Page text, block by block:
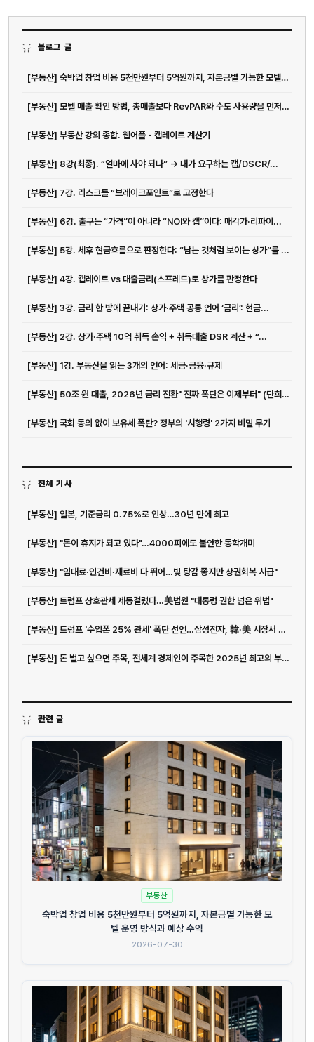
블로그 글
[부동산] 숙박업 창업 비용 5천만원부터 5억원까지, 자본금별 가능한 모텔 운...
[부동산] 모텔 매출 확인 방법, 총매출보다 RevPAR와 수도 사용량을 먼저...
[부동산] 부동산 강의 종합. 웹어플 - 캡레이트 계산기
[부동산] 8강(최종). “얼마에 사야 되나” → 내가 요구하는 캡/DSCR/...
[부동산] 7강. 리스크를 “브레이크포인트”로 고정한다
[부동산] 6강. 출구는 “가격”이 아니라 “NOI와 캡”이다: 매각가·리파이...
[부동산] 5강. 세후 현금흐름으로 판정한다: “남는 것처럼 보이는 상가”를 ...
[부동산] 4강. 캡레이트 vs 대출금리(스프레드)로 상가를 판정한다
[부동산] 3강. 금리 한 방에 끝내기: 상가·주택 공통 언어 ‘금리’: 현금...
[부동산] 2강. 상가·주택 10억 취득 손익 + 취득대출 DSR 계산 + “...
[부동산] 1강. 부동산을 읽는 3개의 언어: 세금·금융·규제
[부동산] 50조 원 대출, 2026년 금리 전환" 진짜 폭탄은 이제부터" (단희쌤)
[부동산] 국회 동의 없이 보유세 폭탄? 정부의 '시행령' 2가지 비밀 무기
전체 기사
[부동산] 일본, 기준금리 0.75%로 인상…30년 만에 최고
[부동산] "돈이 휴지가 되고 있다"…4000피에도 불안한 동학개미
[부동산] "임대료·인건비·재료비 다 뛰어…빚 탕감 좋지만 상권회복 시급"
[부동산] 트럼프 상호관세 제동걸렸다…美법원 "대통령 권한 넘은 위법"
[부동산] 트럼프 '수입폰 25% 관세' 폭탄 선언…삼성전자, 韓·美 시장서 고민 커...
[부동산] 돈 벌고 싶으면 주목, 전세계 경제인이 주목한 2025년 최고의 부업 7가지
관련 글
부동산
숙박업 창업 비용 5천만원부터 5억원까지, 자본금별 가능한 모
텔 운영 방식과 예상 수익
2026-07-30